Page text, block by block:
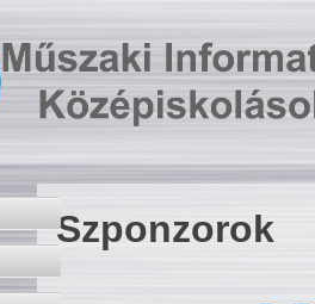
Szponzorok